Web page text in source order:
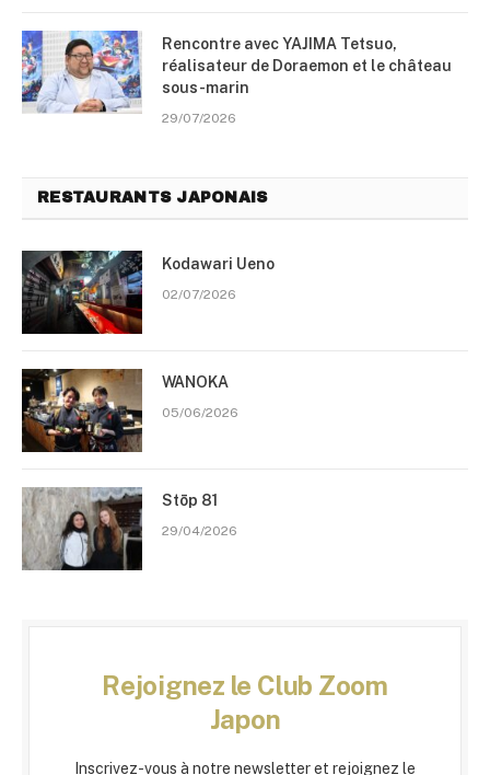
Rencontre avec YAJIMA Tetsuo,
réalisateur de Doraemon et le château
sous-marin
29/07/2026
RESTAURANTS JAPONAIS
Kodawari Ueno
02/07/2026
WANOKA
05/06/2026
Stōp 81
29/04/2026
Rejoignez le Club Zoom
Japon
Inscrivez-vous à notre newsletter et rejoignez le